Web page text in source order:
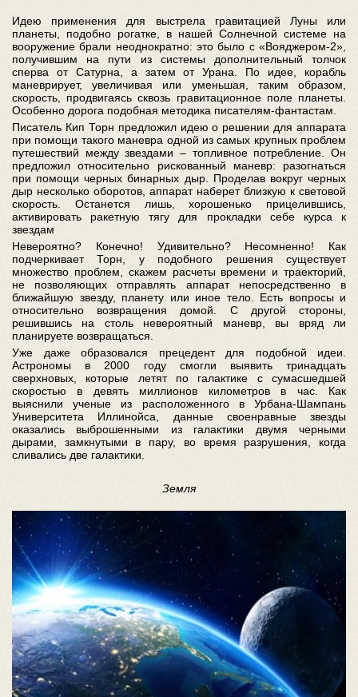
Идею применения для выстрела гравитацией Луны или
планеты, подобно рогатке, в нашей Солнечной системе на
вооружение брали неоднократно: это было с «Вояджером-2»,
получившим на пути из системы дополнительный толчок
сперва от Сатурна, а затем от Урана. По идее, корабль
маневрирует, увеличивая или уменьшая, таким образом,
скорость, продвигаясь сквозь гравитационное поле планеты.
Особенно дорога подобная методика писателям-фантастам.
Писатель Кип Торн предложил идею о решении для аппарата
при помощи такого маневра одной из самых крупных проблем
путешествий между звездами – топливное потребление. Он
предложил относительно рискованный маневр: разогнаться
при помощи черных бинарных дыр. Проделав вокруг черных
дыр несколько оборотов, аппарат наберет близкую к световой
скорость. Останется лишь, хорошенько прицелившись,
активировать ракетную тягу для прокладки себе курса к
звездам
Невероятно? Конечно! Удивительно? Несомненно! Как
подчеркивает Торн, у подобного решения существует
множество проблем, скажем расчеты времени и траекторий,
не позволяющих отправлять аппарат непосредственно в
ближайшую звезду, планету или иное тело. Есть вопросы и
относительно возвращения домой. С другой стороны,
решившись на столь невероятный маневр, вы вряд ли
планируете возвращаться.
Уже даже образовался прецедент для подобной идеи.
Астрономы в 2000 году смогли выявить тринадцать
сверхновых, которые летят по галактике с сумасшедшей
скоростью в девять миллионов километров в час. Как
выяснили ученые из расположенного в Урбана-Шампань
Университета Иллинойса, данные своенравные звезды
оказались выброшенными из галактики двумя черными
дырами, замкнутыми в пару, во время разрушения, когда
сливались две галактики.
Земля